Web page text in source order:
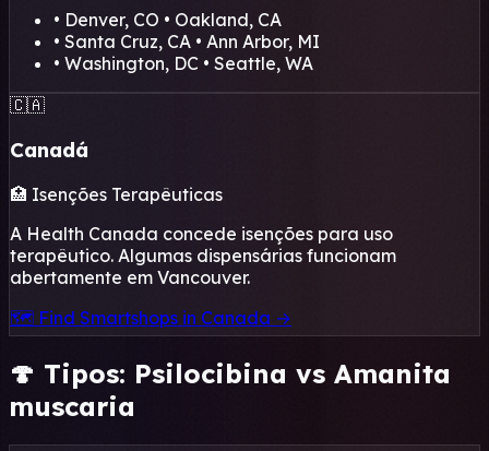
• Denver, CO • Oakland, CA
• Santa Cruz, CA • Ann Arbor, MI
• Washington, DC • Seattle, WA
🇨🇦
Canadá
🏥 Isenções Terapêuticas
A Health Canada concede isenções para uso
terapêutico. Algumas dispensárias funcionam
abertamente em Vancouver.
🗺️ Find Smartshops in Canada →
🍄 Tipos: Psilocibina vs Amanita
muscaria